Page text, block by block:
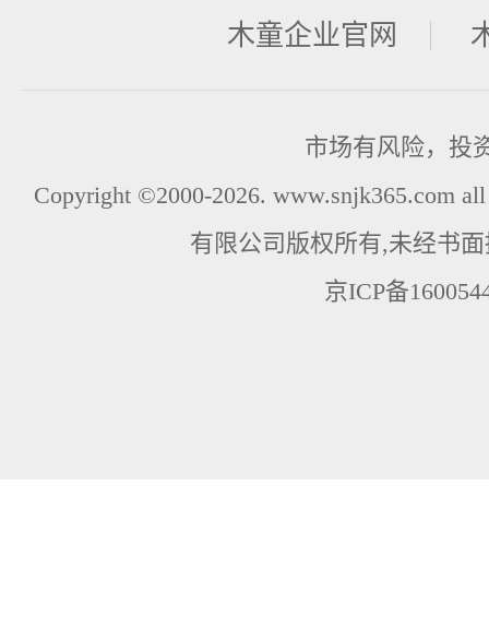
木童企业官网
市场有风险，投
Copyright ©2000-2026. www.snjk365.com
有限公司版权所有,未经书
京ICP备